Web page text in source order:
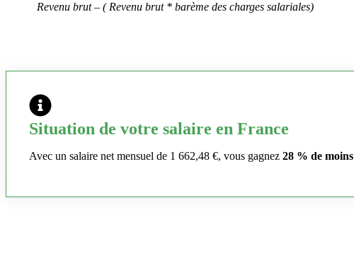
Revenu brut – ( Revenu brut * barème des charges salariales)
Situation de votre salaire en France
Avec un salaire net mensuel de 1 662,48 €, vous gagnez 28 % de moins